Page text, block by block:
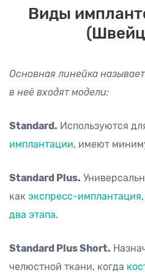
Виды
Основная линейка
в неё входят модели:
Standard. Используются
имплантации, имеют
Standard Plus.
как экспресс-имплантация
два этапа.
Standard Plus Short.
челюстной ткани, когда